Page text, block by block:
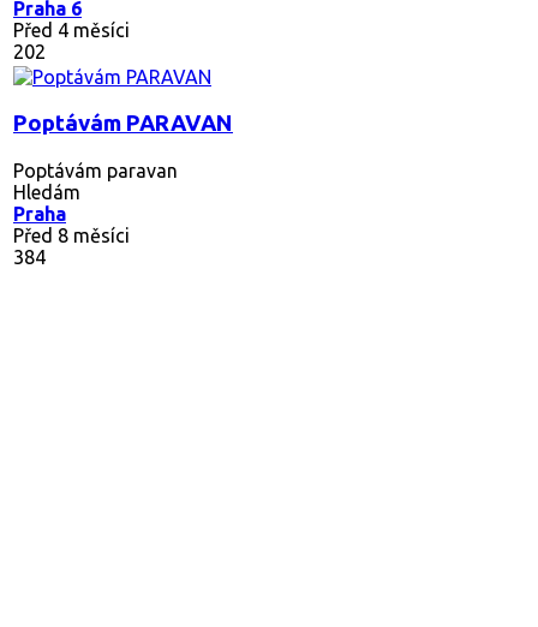
Praha 6
Před 4 měsíci
202
Poptávám PARAVAN
Poptávám paravan
Hledám
Praha
Před 8 měsíci
384